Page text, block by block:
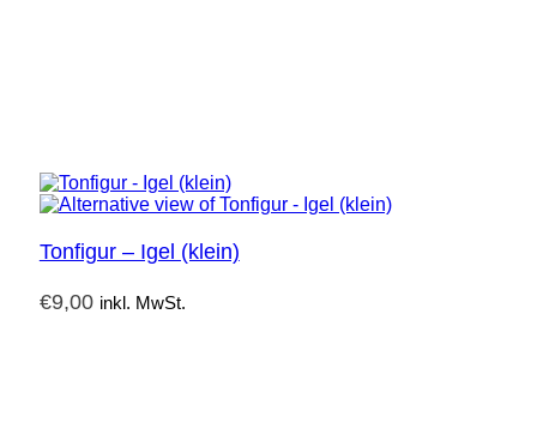
Tonfigur – Igel (klein)
€9,00 inkl. MwSt.